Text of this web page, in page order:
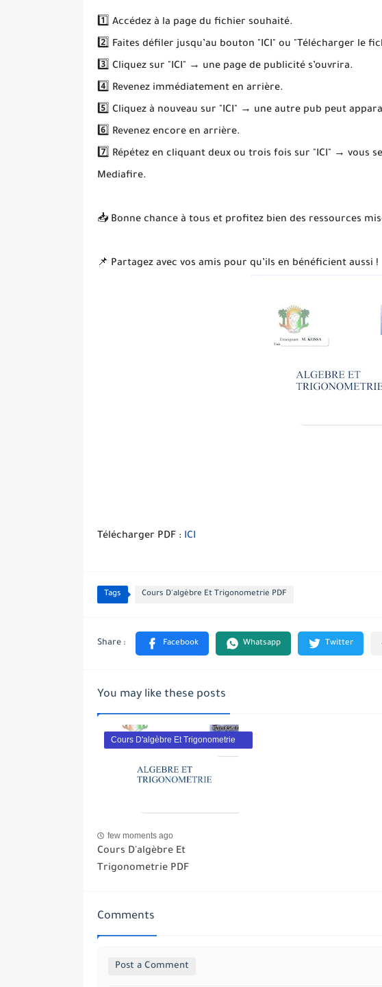
1️⃣ Accédez à la page du fichier souhaité.
2️⃣ Faites défiler jusqu’au bouton "ICI" ou "Télécharger le
3️⃣ Cliquez sur "ICI" → une page de publicité s’ouvrira.
4️⃣ Revenez immédiatement en arrière.
5️⃣ Cliquez à nouveau sur "ICI" → une autre pub peut
6️⃣ Revenez encore en arrière.
7️⃣ Répétez en cliquant deux ou trois fois sur "ICI" → vous
Mediafire.
📥 Bonne chance à tous et profitez bien des ressources
📌 Partagez avec vos amis pour qu’ils en bénéficient aussi !
Télécharger PDF : ICI
Tags Cours D'algèbre Et Trigonometrie PDF
You may like these posts
Cours D'algèbre Et Trigonometrie
few moments ago
Cours D'algèbre Et
Trigonometrie PDF
Comments
Post a Comment